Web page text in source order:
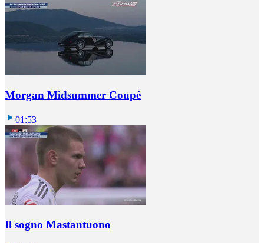
Morgan Midsummer Coupé
01:53
Il sogno Mastantuono